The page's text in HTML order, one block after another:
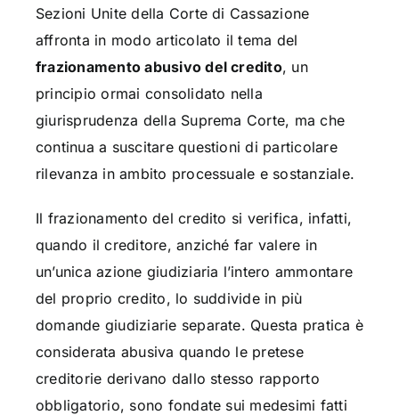
Sezioni Unite della Corte di Cassazione
affronta in modo articolato il tema del
frazionamento abusivo del credito, un
principio ormai consolidato nella
giurisprudenza della Suprema Corte, ma che
continua a suscitare questioni di particolare
rilevanza in ambito processuale e sostanziale.
Il frazionamento del credito si verifica, infatti,
quando il creditore, anziché far valere in
un’unica azione giudiziaria l’intero ammontare
del proprio credito, lo suddivide in più
domande giudiziarie separate. Questa pratica è
considerata abusiva quando le pretese
creditorie derivano dallo stesso rapporto
obbligatorio, sono fondate sui medesimi fatti